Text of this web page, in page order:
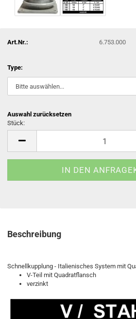
Art.Nr.: 6.753.000
Type:
Auswahl zurücksetzen
Stück:
Beschreibung
Schnellkupplung - Italienisches System mit
V-Teil mit Quadratflansch
verzinkt